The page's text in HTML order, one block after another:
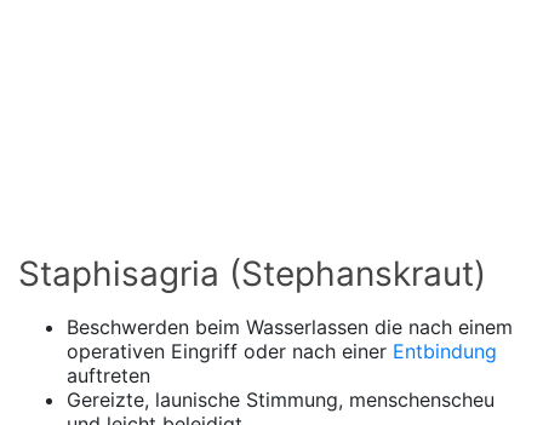
Staphisagria (Stephanskraut)
Beschwerden beim Wasserlassen die nach einem
operativen Eingriff oder nach einer Entbindung
auftreten
Gereizte, launische Stimmung, menschenscheu